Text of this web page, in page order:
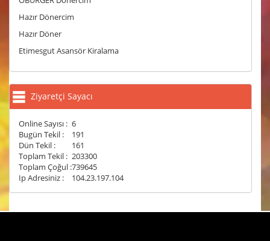
Hazır Dönercim
Hazır Döner
Etimesgut Asansör Kiralama
Ziyaretçi Sayacı
Online Sayısı : 6
Bugün Tekil :
191
Dün Tekil :
161
Toplam Tekil : 203300
Toplam Çoğul :739645
Ip Adresiniz :
104.23.197.104